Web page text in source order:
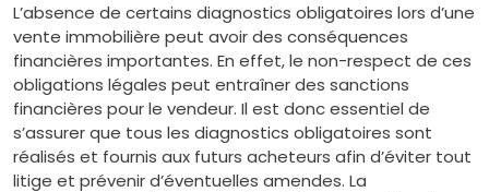
L’absence de certains diagnostics obligatoires lors d’une
vente immobilière peut avoir des conséquences
financières importantes. En effet, le non-respect de ces
obligations légales peut entraîner des sanctions
financières pour le vendeur. Il est donc essentiel de
s’assurer que tous les diagnostics obligatoires sont
réalisés et fournis aux futurs acheteurs afin d’éviter tout
litige et prévenir d’éventuelles amendes. La